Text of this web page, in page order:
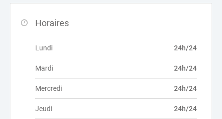
Horaires
Lundi 24h/24
Mardi 24h/24
Mercredi 24h/24
Jeudi 24h/24